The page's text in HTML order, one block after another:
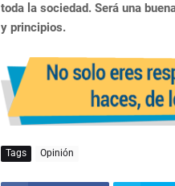
toda la sociedad. Será una
y principios.
Tags Opinión